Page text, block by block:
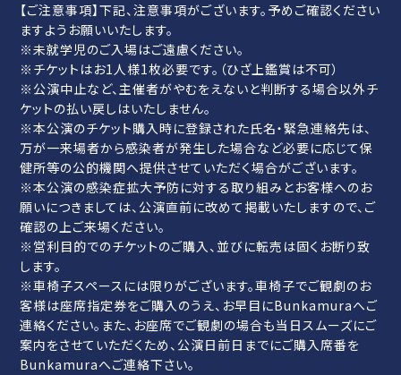
【ご注意事項】下記、注意事項がございます。予めご確認ください
ますようお願いいたします。
※未就学児のご入場はご遠慮ください。
※チケットはお1人様1枚必要です。（ひざ上鑑賞は不可）
※公演中止など、主催者がやむをえないと判断する場合以外チ
ケットの払い戻しはいたしません。
※本公演のチケット購入時に登録された氏名・緊急連絡先は、
万が一来場者から感染者が発生した場合など必要に応じて保
健所等の公的機関へ提供させていただく場合がございます。
※本公演の感染症拡大予防に対する取り組みとお客様へのお
願いにつきましては、公演直前に改めて掲載いたしますので、ご
確認の上ご来場ください。
※営利目的でのチケットのご購入、並びに転売は固くお断り致
します。
※車椅子スペースには限りがございます。車椅子でご観劇のお
客様は座席指定券をご購入のうえ、お早目にBunkamuraへご
連絡ください。また、お座席でご観劇の場合も当日スムーズにご
案内をさせていただくため、公演日前日までにご購入席番を
Bunkamuraへご連絡下さい。